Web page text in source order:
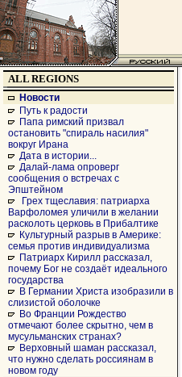
ALL REGIONS
Новости
Путь к радости
Папа римский призвал
остановить "спираль насилия"
вокруг Ирана
Дата в истории...
Далай-лама опроверг
сообщения о встречах с
Эпштейном
Грех тщеславия: патриарха
Варфоломея уличили в желании
расколоть церковь в Прибалтике
Культурный разрыв в Америке:
семья против индивидуализма
Патриарх Кирилл рассказал,
почему Бог не создаёт идеального
государства
В Германии Христа изобразили в
слизистой оболочке
Во Франции Рождество
отмечают более скрытно, чем в
мусульманских странах?
Верховный шаман рассказал,
что нужно сделать россиянам в
новом году